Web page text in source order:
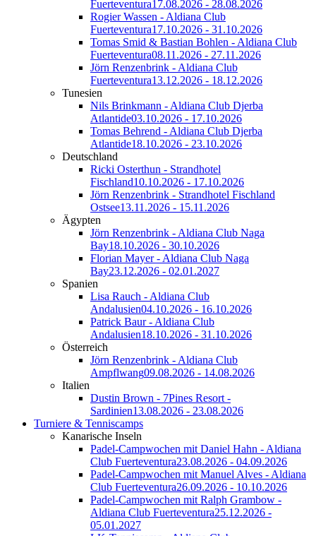
Fuerteventura17.08.2026 - 28.08.2026
Rogier Wassen - Aldiana Club
Fuerteventura17.10.2026 - 31.10.2026
Tomas Smid & Bastian Bohlen - Aldiana Club
Fuerteventura08.11.2026 - 27.11.2026
Jörn Renzenbrink - Aldiana Club
Fuerteventura13.12.2026 - 18.12.2026
Tunesien
Nils Brinkmann - Aldiana Club Djerba
Atlantide03.10.2026 - 17.10.2026
Tomas Behrend - Aldiana Club Djerba
Atlantide18.10.2026 - 23.10.2026
Deutschland
Ricki Osterthun - Strandhotel
Fischland10.10.2026 - 17.10.2026
Jörn Renzenbrink - Strandhotel Fischland
Ostsee13.11.2026 - 15.11.2026
Ägypten
Jörn Renzenbrink - Aldiana Club Naga
Bay18.10.2026 - 30.10.2026
Florian Mayer - Aldiana Club Naga
Bay23.12.2026 - 02.01.2027
Spanien
Lisa Rauch - Aldiana Club
Andalusien04.10.2026 - 16.10.2026
Patrick Baur - Aldiana Club
Andalusien18.10.2026 - 31.10.2026
Österreich
Jörn Renzenbrink - Aldiana Club
Ampflwang09.08.2026 - 14.08.2026
Italien
Dustin Brown - 7Pines Resort -
Sardinien13.08.2026 - 23.08.2026
Turniere & Tenniscamps
Kanarische Inseln
Padel-Campwochen mit Daniel Hahn - Aldiana
Club Fuerteventura23.08.2026 - 04.09.2026
Padel-Campwochen mit Manuel Alves - Aldiana
Club Fuerteventura26.09.2026 - 10.10.2026
Padel-Campwochen mit Ralph Grambow -
Aldiana Club Fuerteventura25.12.2026 -
05.01.2027